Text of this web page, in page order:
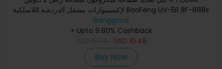
لإكسسوارات مشغل الدردشة اللاسلكية BaoFeng UV-5R BF-888s
Banggood
+ Upto 9.80% Cashback
USD 10.49
Buy Now